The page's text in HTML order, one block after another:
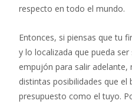
respecto en todo el mundo.
Entonces, si piensas que tu
y lo localizada que pueda
empujón para salir adelante,
distintas posibilidades que el
presupuesto como el tuyo.